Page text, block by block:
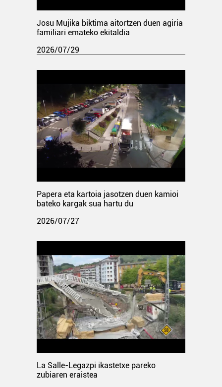
Josu Mujika biktima aitortzen duen agiria
familiari emateko ekitaldia
2026/07/29
Papera eta kartoia jasotzen duen kamioi
bateko kargak sua hartu du
2026/07/27
La Salle-Legazpi ikastetxe pareko
zubiaren eraistea